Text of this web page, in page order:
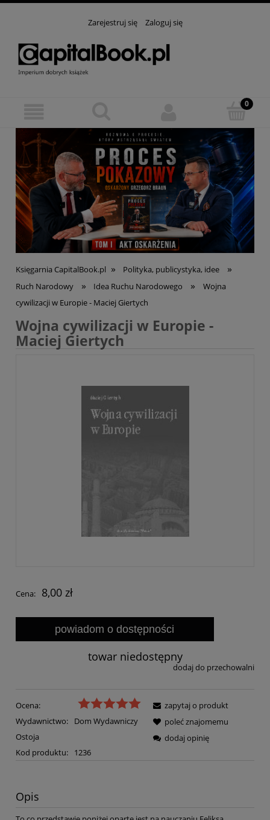
Zarejestruj się Zaloguj się
Księgarnia CapitalBook.pl » Polityka, publicystyka, idee »
Ruch Narodowy » Idea Ruchu Narodowego »
Wojna
cywilizacji w Europie - Maciej Giertych
Wojna cywilizacji w Europie -
Maciej Giertych
Cena: 8,00 zł
powiadom o dostępności
towar niedostępny
dodaj do przechowalni
Ocena:
Wydawnictwo:
Dom Wydawniczy
Ostoja
Kod produktu:
1236
zapytaj o produkt
poleć znajomemu
dodaj opinię
Opis